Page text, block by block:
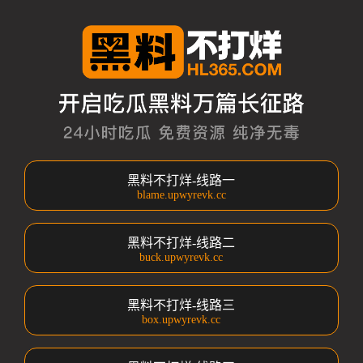
黑料不打烊-线路一
blame.upwyrevk.cc
黑料不打烊-线路二
buck.upwyrevk.cc
黑料不打烊-线路三
box.upwyrevk.cc